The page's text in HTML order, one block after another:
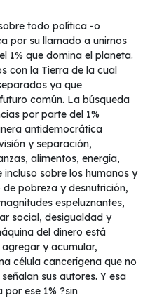
todo política -o
por su llamado a unirnos
1% que domina el planeta.
con la Tierra de la cual
ya que
común. La búsqueda
por parte del 1%
antidemocrática
y separación,
alimentos, energía,
sobre los humanos y
pobreza y desnutrición,
espeluznantes,
social, desigualdad y
del dinero está
y acumular,
célula cancerígena que no
sus autores. Y esa
ese 1% ?sin